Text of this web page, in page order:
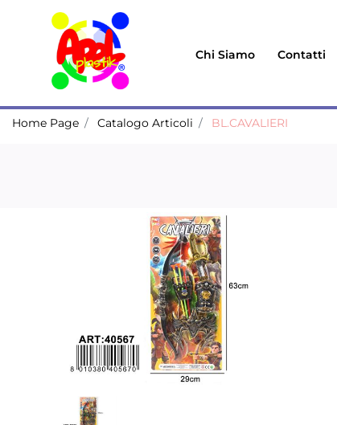
Chi Siamo Contatti
Home Page Catalogo Articoli BL.CAVALIERI